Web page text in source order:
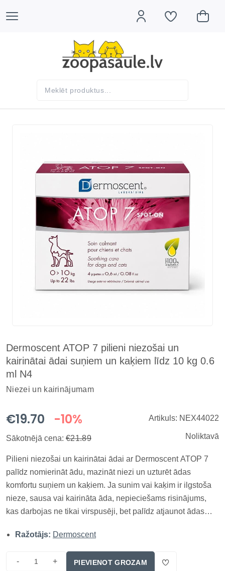
Dermoscent ATOP 7 pilieni niezošai un
kairinātai ādai suņiem un kaķiem līdz 10 kg 0.6
ml N4
Niezei un kairinājumam
€19.70 -10%
Sākotnējā cena: €21.89
Artikuls: NEX44022
Noliktavā
Pilieni niezošai un kairinātai ādai ar Dermoscent ATOP 7
palīdz nomierināt ādu, mazināt niezi un uzturēt ādas
komfortu suņiem un kaķiem. Ja sunim vai kaķim ir ilgstoša
nieze, sausa vai kairināta āda, nepieciešams risinājums,
kas darbojas ne tikai virspusēji, bet palīdz atjaunot ādas
paredzēts suņiem un kaķiem ar jutīgu, kairinātu vai
Ražotājs: Dermoscent
- + PIEVIENOT GROZAM